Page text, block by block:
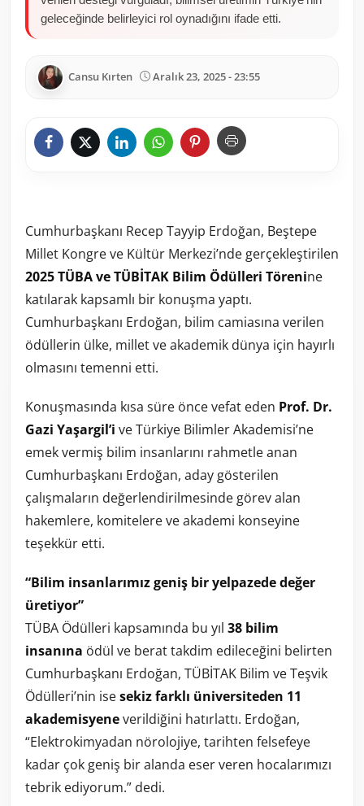
geleceğinde belirleyici rol oynadığını ifade etti.
Cansu Kırten Aralık 23, 2025 - 23:55
Cumhurbaşkanı Recep Tayyip Erdoğan, Beştepe
Millet Kongre ve Kültür Merkezi’nde gerçekleştirilen
2025 TÜBA ve TÜBİTAK Bilim Ödülleri Törenine
katılarak kapsamlı bir konuşma yaptı.
Cumhurbaşkanı Erdoğan, bilim camiasına verilen
ödüllerin ülke, millet ve akademik dünya için hayırlı
olmasını temenni etti.
Konuşmasında kısa süre önce vefat eden Prof. Dr.
Gazi Yaşargil’i ve Türkiye Bilimler Akademisi’ne
emek vermiş bilim insanlarını rahmetle anan
Cumhurbaşkanı Erdoğan, aday gösterilen
çalışmaların değerlendirilmesinde görev alan
hakemlere, komitelere ve akademi konseyine
teşekkür etti.
“Bilim insanlarımız geniş bir yelpazede değer
üretiyor”
TÜBA Ödülleri kapsamında bu yıl 38 bilim
insanına ödül ve berat takdim edileceğini belirten
Cumhurbaşkanı Erdoğan, TÜBİTAK Bilim ve Teşvik
Ödülleri’nin isesekiz farklı üniversiteden 11
akademisyeneverildiğini hatırlattı. Erdoğan,
“Elektrokimyadan nörolojiye, tarihten felsefeye
kadar çok geniş bir alanda eser veren hocalarımızı
tebrik ediyorum.” dedi.